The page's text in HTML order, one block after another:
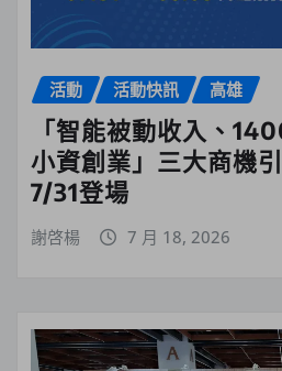
活動 活動快訊 高雄
「智能被動收入、
小資創業」三大商機
7/31登場
謝啓楊 7 月 18, 2026